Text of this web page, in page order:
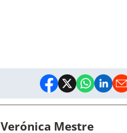
Verónica Mestre